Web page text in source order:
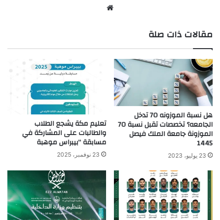
مقالات ذات صلة
هل نسبة الموزونه 70 تدخل
الجامعه؟ تخصصات تقبل نسبة 70
الموزونة جامعة الملك فيصل
1445
23 يوليو، 2023
تعليم مكة يشجع الطلاب
والطالبات على المشاركة في
مسابقة “بيبراس موهبة
23 نوفمبر، 2025